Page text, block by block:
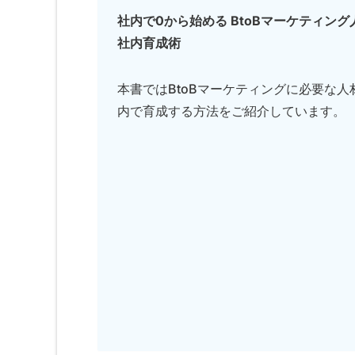
社内で0から始める BtoBマーケティング
社内育成術
本書ではBtoBマーケティングに必要な人
内で育成する方法をご紹介しています。